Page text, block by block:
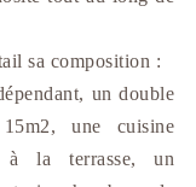
sa composition :
un double
une cuisine
à la terrasse, un